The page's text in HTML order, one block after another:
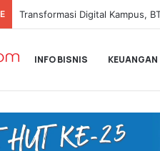
INFO BISNIS KEUANGAN